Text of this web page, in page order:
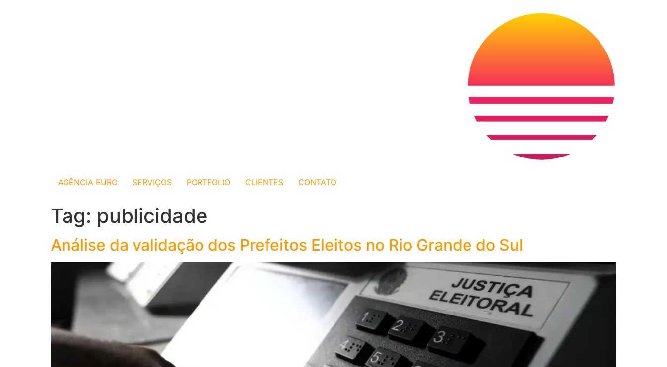
AGÊNCIA EURO SERVIÇOS PORTFOLIO CLIENTES CONTATO
Tag: publicidade
Análise da validação dos Prefeitos Eleitos no Rio Grande do Sul